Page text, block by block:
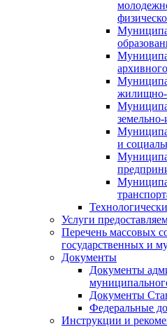
жилищно-
и
Услуги
Перечень массовых
государственных и
Документы
Документы
Документы
Федеральные
Инструкции и